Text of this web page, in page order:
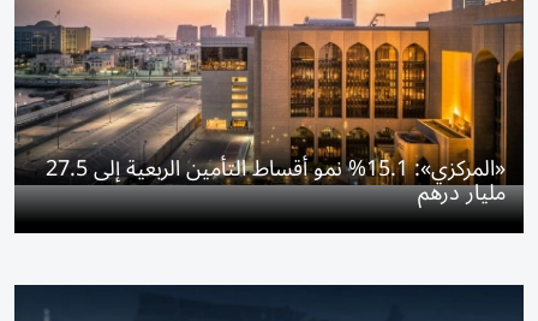
«المركزي»: 15.1% نمو أقساط التأمين الربعية إلى 27.5
مليار درهم